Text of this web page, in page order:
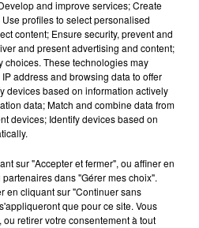
emprunte le décor de l’émission
Garous » pour son...
réécrite de « Beautiful Day »
lors des...
and improve services; Create
profiles to select personalised
content; Ensure security, prevent and
and present advertising and content;
choices. These technologies may
address and browsing data to offer
devices based on information actively
data; Match and combine data from
devices; Identify devices based on
sur "Accepter et fermer", ou affiner en
dans "Gérer mes choix".
en cliquant sur "Continuer sans
que pour ce site. Vous
retirer votre consentement à tout